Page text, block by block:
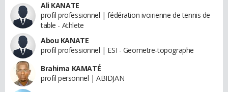
Ali KANATE
profil professionnel | fédération ivoirienne de tennis de
table - Athlete
Abou KANATE
profil professionnel | ESI - Geometre-topographe
Brahima KAMATÉ
profil personnel | ABIDJAN